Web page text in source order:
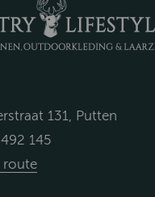
131, Putten
145
route